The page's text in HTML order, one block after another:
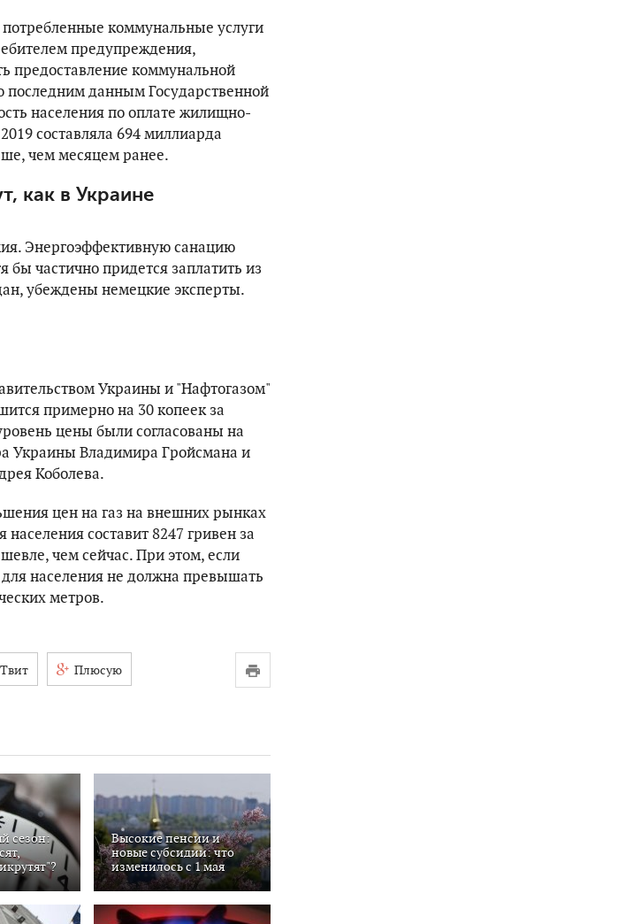
коммунальные услуги
предупреждения,
предоставление коммунальной
последним данным Государственной
населения по оплате жилищно-
составляла 694 миллиарда
чем месяцем ранее.
как в Украине
Энергоэффективную санацию
частично придется заплатить из
убеждены немецкие эксперты.
Украины и "Нафтогазом"
примерно на 30 копеек за
цены были согласованы на
Украины Владимира Гройсмана и
Коболева.
цен на газ на внешних рынках
составит 8247 гривен за
чем сейчас. При этом, если
населения не должна превышать
метров.
Твит Плюсую
сезон:
Высокие пенсии и
новые субсидии: что
изменилось с 1 мая